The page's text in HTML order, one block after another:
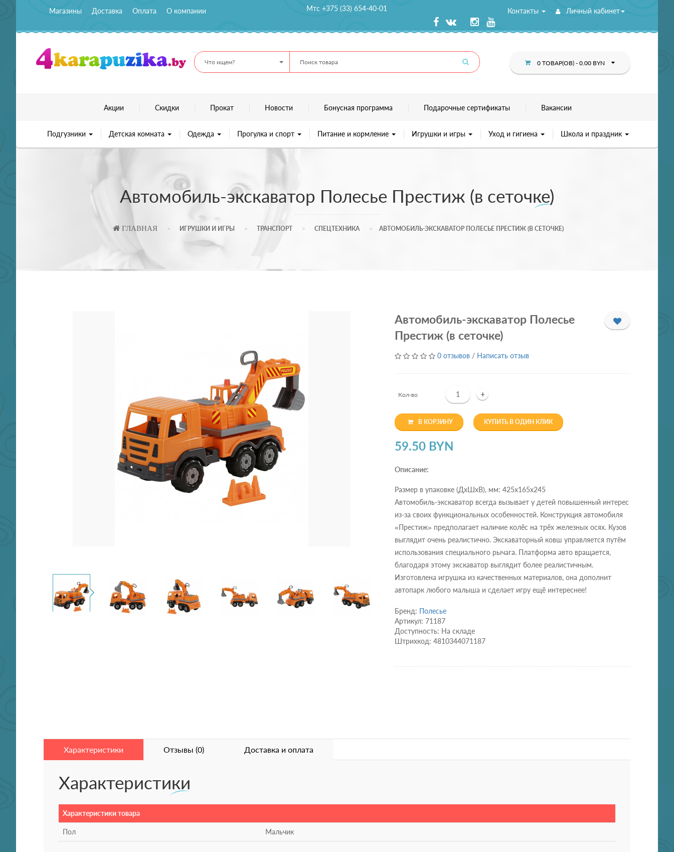
Магазины Доставка Оплата О компании Мтс +375 (33) 654-40-01 Контакты Личный кабинет
Что ищем? 0 ТОВАР(ОВ) - 0.00 BYN
Акции Скидки Прокат Новости Бонусная программа Подарочные сертификаты Вакансии
Подгузники Детская комната Одежда Прогулка и спорт Питание и кормление Игрушки и игры Уход и гигиена Школа и праздник
Автомобиль-экскаватор Полесье Престиж (в сеточке)
ГЛАВНАЯ ИГРУШКИ И ИГРЫ ТРАНСПОРТ СПЕЦТЕХНИКА АВТОМОБИЛЬ-ЭКСКАВАТОР ПОЛЕСЬЕ ПРЕСТИЖ (В СЕТОЧКЕ)
Автомобиль-экскаватор Полесье
Престиж (в сеточке)
0 отзывов / Написать отзыв
Кол-во +
В КОРЗИНУ КУПИТЬ В ОДИН КЛИК
59.50 BYN
Описание:
Размер в упаковке (ДхШхВ), мм: 425х165х245
Автомобиль-экскаватор всегда вызывает у детей повышенный интерес
из-за своих функциональных особенностей. Конструкция автомобиля
«Престиж» предполагает наличие колёс на трёх железных осях. Кузов
выглядит очень реалистично. Экскаваторный ковш управляется путём
использования специального рычага. Платформа авто вращается,
благодаря этому экскаватор выглядит более реалистичным.
Изготовлена игрушка из качественных материалов, она дополнит
автопарк любого малыша и сделает игру ещё интереснее!
Бренд: Полесье
Артикул: 71187
Доступность: На складе
Штрихкод: 4810344071187
Характеристики Отзывы (0) Доставка и оплата
Характеристики
Характеристики товара
Пол Мальчик